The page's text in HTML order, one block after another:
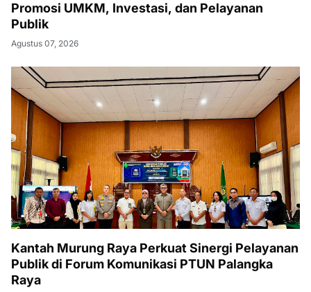
Promosi UMKM, Investasi, dan Pelayanan
Publik
Agustus 07, 2026
Kantah Murung Raya Perkuat Sinergi Pelayanan
Publik di Forum Komunikasi PTUN Palangka
Raya